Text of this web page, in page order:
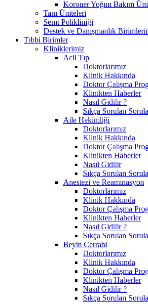
Koroner Yoğun Bakım
Tanı Üniteleri
Semt Polikliniği
Destek ve Danışmanlık
Tıbbi Birimler
Kliniklerimiz
Acil Tıp
Doktorlarımız
Klinik Hakkında
Doktor Çalışma
Klinikten Haberler
Nasıl Gidilir ?
Sıkça Sorulan
Aile Hekimliği
Doktorlarımız
Klinik Hakkında
Doktor Çalışma
Klinikten Haberler
Nasıl Gidilir
Sıkça Sorulan
Anestezi ve Reaminasyon
Doktorlarımız
Klinik Hakkında
Doktor Çalışma
Klinikten Haberler
Nasıl Gidilir ?
Sıkça Sorulan
Beyin Cerrahi
Doktorlarımız
Klinik Hakkında
Doktor Çalışma
Klinikten Haberler
Nasıl Gidilir ?
Sıkça Sorulan